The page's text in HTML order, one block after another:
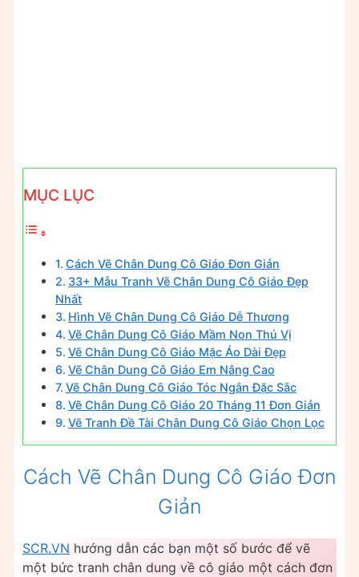
MỤC LỤC
Cách Vẽ Chân Dung Cô Giáo Đơn Giản
33+ Mẫu Tranh Vẽ Chân Dung Cô Giáo Đẹp
Nhất
Hình Vẽ Chân Dung Cô Giáo Dễ Thương
Vẽ Chân Dung Cô Giáo Mầm Non Thú Vị
Vẽ Chân Dung Cô Giáo Mặc Áo Dài Đẹp
Vẽ Chân Dung Cô Giáo Em Nâng Cao
Vẽ Chân Dung Cô Giáo Tóc Ngắn Đặc Sắc
Vẽ Chân Dung Cô Giáo 20 Tháng 11 Đơn Giản
Vẽ Tranh Đề Tài Chân Dung Cô Giáo Chọn Lọc
Cách Vẽ Chân Dung Cô Giáo Đơn
Giản
SCR.VN hướng dẫn các bạn một số bước để vẽ
một bức tranh chân dung về cô giáo một cách đơn